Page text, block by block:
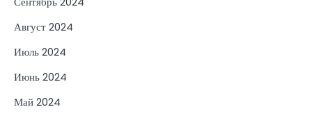
Август 2024
Июль 2024
Июнь 2024
Май 2024